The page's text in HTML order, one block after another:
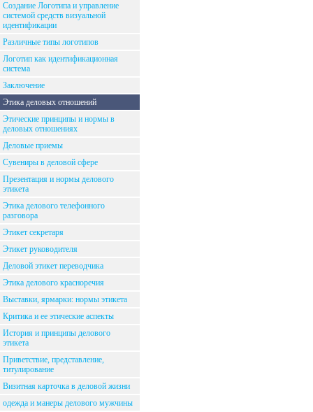
Создание Логотипа и управление
системой средств визуальной
идентификации
Различные типы логотипов
Логотип как идентификационная
система
Заключение
Этика деловых отношений
Этические принципы и нормы в
деловых отношениях
Деловые приемы
Сувениры в деловой сфере
Презентация и нормы делового
этикета
Этика делового телефонного
разговора
Этикет секретаря
Этикет руководителя
Деловой этикет переводчика
Этика делового красноречия
Выставки, ярмарки: нормы этикета
Критика и ее этические аспекты
История и принципы делового
этикета
Приветствие, представление,
титулирование
Визитная карточка в деловой жизни
одежда и манеры делового мужчины